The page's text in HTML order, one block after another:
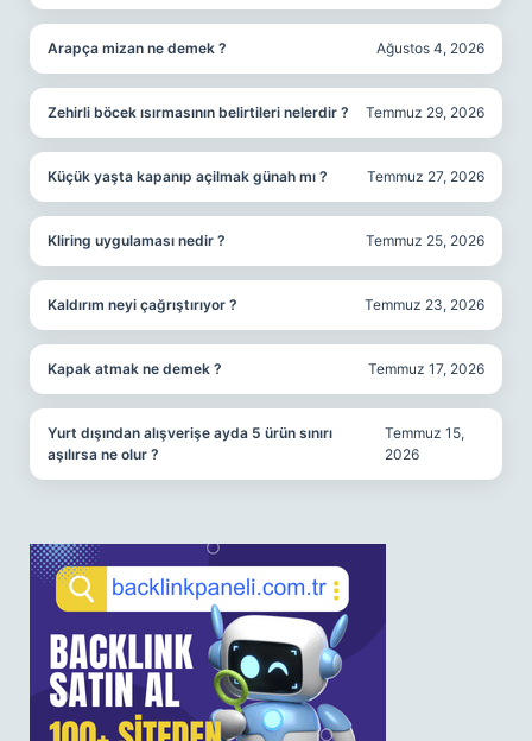
Arapça mizan ne demek ? Ağustos 4, 2026
Zehirli böcek ısırmasının belirtileri nelerdir ? Temmuz 29, 2026
Küçük yaşta kapanıp açilmak günah mı ? Temmuz 27, 2026
Kliring uygulaması nedir ? Temmuz 25, 2026
Kaldırım neyi çağrıştırıyor ? Temmuz 23, 2026
Kapak atmak ne demek ? Temmuz 17, 2026
Yurt dışından alışverişe ayda 5 ürün sınırı
aşılırsa ne olur ?
Temmuz 15,
2026